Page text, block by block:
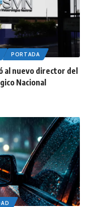
PORTADA
al nuevo director del
Nacional